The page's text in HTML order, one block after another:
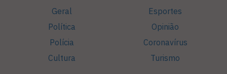
Geral
Política
Polícia
Cultura
Esportes
Opinião
Coronavírus
Turismo